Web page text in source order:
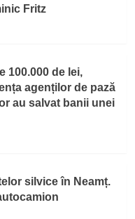
Fritz
100.000 de lei,
agenților de pază
au salvat banii unei
silvice în Neamț.